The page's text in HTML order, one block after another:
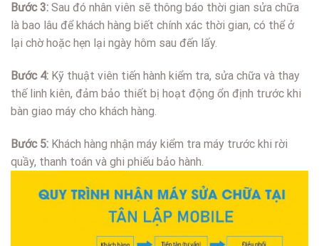
Bước 3: Sau đó nhân viên sẽ thông báo thời gian sửa chữa
là bao lâu để khách hàng biết chính xác thời gian, có thể ở
lại chờ hoặc hẹn lại ngày hôm sau đến lấy.
Bước 4: Kỹ thuật viên tiến hành kiểm tra, sửa chữa và thay
thế linh kiên, đảm bảo thiết bị hoạt động ổn định trước khi
bàn giao máy cho khách hàng.
Bước 5: Khách hàng nhận máy kiểm tra máy trước khi rời
quầy, thanh toán và ghi phiếu bảo hành.